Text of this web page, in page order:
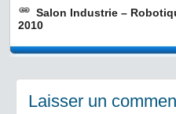
Salon Industrie –
2010
Laisser un